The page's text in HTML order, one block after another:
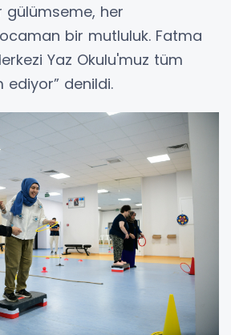
gülümseme, her
bir mutluluk. Fatma
Yaz Okulu'muz tüm
ediyor” denildi.